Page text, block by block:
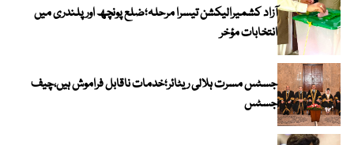
آزاد کشمیرالیکشن تیسرا مرحلہ؛ضلع پونچھ اور پلندری میں
انتخابات مؤخر
جسٹس مسرت ہلالی ریٹائر؛خدمات ناقابل فراموش ہیں،چیف
جسٹس